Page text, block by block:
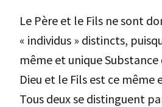
Le Père et le Fils ne sont
« individus » distincts,
même et unique Substance
Dieu et le Fils est ce même
Tous deux se distinguent